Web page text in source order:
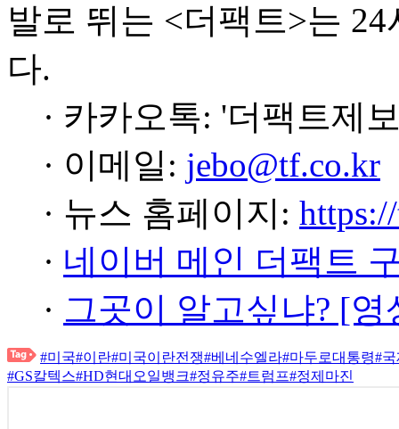
발로 뛰는 <더팩트>는
다.
· 카카오톡: '더팩트제
· 이메일: jebo@tf.co.kr
· 뉴스 홈페이지:
· 네이버 메인 더팩트
· 그곳이 알고싶냐? [
#미국#이란#미국이란전쟁#베네수엘라#마두로대통령#
#GS칼텍스#HD현대오일뱅크#정유주#트럼프#정제마진